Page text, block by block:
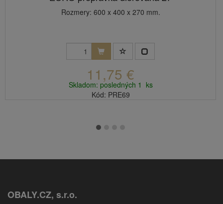
Rozmery: 600 x 400 x 270 mm.
11,75 €
Skladom: posledných 1 ks
Kód: PRE69
OBALY.CZ, s.r.o.